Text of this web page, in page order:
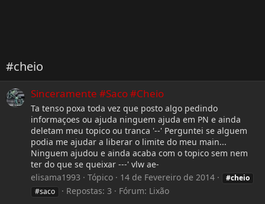
#cheio
Sinceramente #Saco #Cheio
Ta tenso poxa toda vez que posto algo pedindo
informaçoes ou ajuda ninguem ajuda em PN e ainda
deletam meu topico ou tranca '--' Perguntei se alguem
podia me ajudar a liberar o limite do meu main...
Ninguem ajudou e ainda acaba com o topico sem nem
ter do que se queixar ---' vlw ae-
elisama1993
Tópico 14 de Fevereiro de 2014
#cheio
#saco
Repostas: 3 Fórum: Lixão